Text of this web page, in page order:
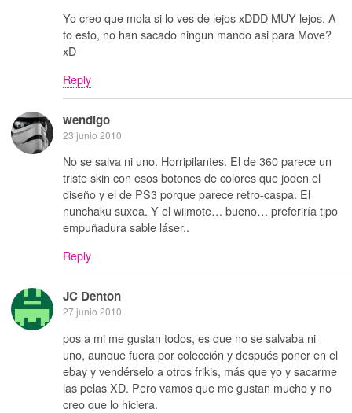
Yo creo que mola si lo ves de lejos xDDD MUY lejos. A
to esto, no han sacado ningun mando asi para Move?
xD
Reply
wendigo
23 junio 2010
No se salva ni uno. Horripilantes. El de 360 parece un
triste skin con esos botones de colores que joden el
diseño y el de PS3 porque parece retro-caspa. El
nunchaku suxea. Y el wiimote… bueno… preferiría tipo
empuñadura sable láser..
Reply
JC Denton
27 junio 2010
pos a mi me gustan todos, es que no se salvaba ni
uno, aunque fuera por colección y después poner en el
ebay y vendérselo a otros frikis, más que yo y sacarme
las pelas XD. Pero vamos que me gustan mucho y no
creo que lo hiciera.